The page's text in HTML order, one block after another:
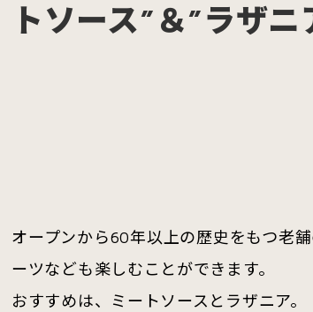
トソース”＆”ラザニ
オープンから60年以上の歴史をもつ老
ーツなども楽しむことができます。
おすすめは、ミートソースとラザニア。